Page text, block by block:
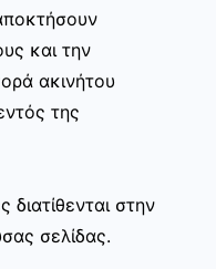
και την
ακινήτου
της
στην
σελίδας.